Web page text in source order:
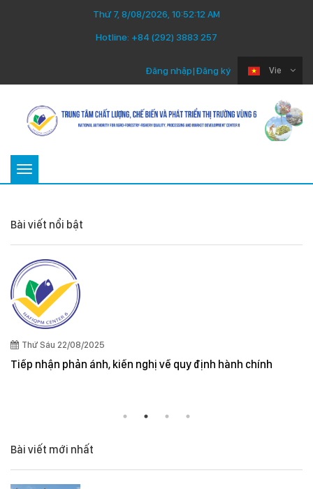
Thứ 7, 8/08/2026, 10:52:12 AM
Hotline: +84 (292) 3883 257
Vie
Đăng nhập|Đăng ký
Toggle
Bài viết nổi bật
nghị về quy định hành chính
Bài viết mới nhất